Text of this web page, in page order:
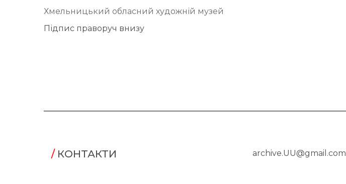
Хмельницький обласний художній музей
Підпис праворуч внизу
/КОНТАКТИ archive.UU@gmail.com